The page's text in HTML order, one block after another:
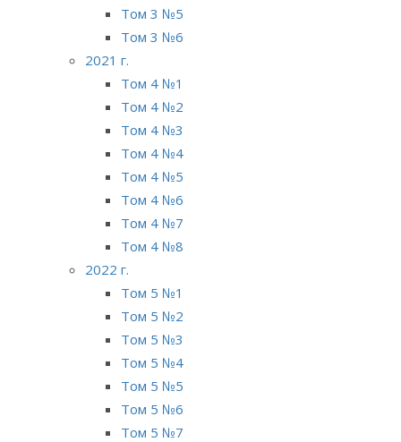
Том 3 №5
Том 3 №6
2021 г.
Том 4 №1
Том 4 №2
Том 4 №3
Том 4 №4
Том 4 №5
Том 4 №6
Том 4 №7
Том 4 №8
2022 г.
Том 5 №1
Том 5 №2
Том 5 №3
Том 5 №4
Том 5 №5
Том 5 №6
Том 5 №7